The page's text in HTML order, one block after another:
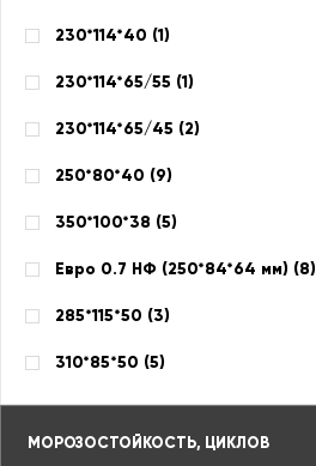
230*114*40 (1)
230*114*65/55 (1)
230*114*65/45 (2)
250*80*40 (9)
350*100*38 (5)
Евро 0.7 НФ (250*84*64 мм) (8)
285*115*50 (3)
310*85*50 (5)
МОРОЗОСТОЙКОСТЬ, ЦИКЛОВ